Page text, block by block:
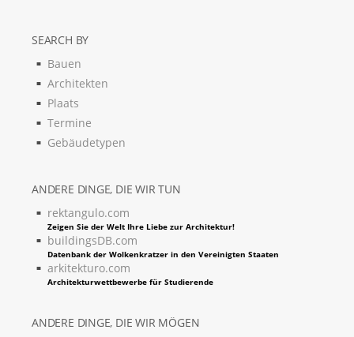
SEARCH BY
Bauen
Architekten
Plaats
Termine
Gebäudetypen
ANDERE DINGE, DIE WIR TUN
rektangulo.com
Zeigen Sie der Welt Ihre Liebe zur Architektur!
buildingsDB.com
Datenbank der Wolkenkratzer in den Vereinigten Staaten
arkitekturo.com
Architekturwettbewerbe für Studierende
ANDERE DINGE, DIE WIR MÖGEN